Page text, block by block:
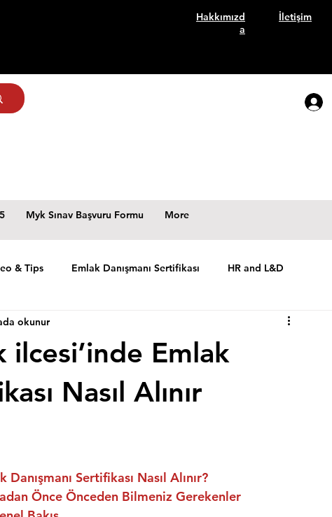
Hakkımızd
a
İletişim
Myk Sınav Başvuru Formu More
& Tips Emlak Danışmanı Sertifikası HR and L&D
ilcesi’inde Emlak
Nasıl Alınır
okunur
Sertifikası Nasıl Alınır?
Önce Önceden Bilmeniz Gerekenler